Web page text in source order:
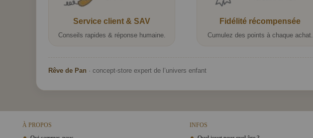
Service client & SAV
Conseils rapides & réponse humaine.
Fidélité récompensée
Cumulez des points à chaque achat.
Rêve de Pan · concept-store expert de l’univers enfant
À PROPOS
INFOS